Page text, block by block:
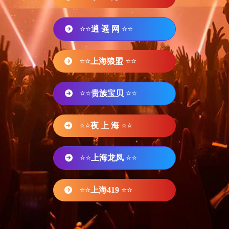
⭐⭐逍 遥 网 ⭐⭐
⭐⭐ 上海狼盟 ⭐⭐
⭐⭐贵族宝贝 ⭐⭐
⭐⭐夜 上 海 ⭐⭐
⭐⭐ 上海龙凤 ⭐⭐
⭐⭐ 上海419 ⭐⭐